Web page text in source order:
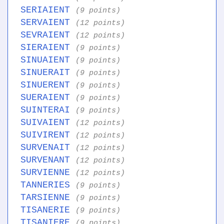
SERIAIENT (9 points)
SERVAIENT (12 points)
SEVRAIENT (12 points)
SIERAIENT (9 points)
SINUAIENT (9 points)
SINUERAIT (9 points)
SINUERENT (9 points)
SUERAIENT (9 points)
SUINTERAI (9 points)
SUIVAIENT (12 points)
SUIVIRENT (12 points)
SURVENAIT (12 points)
SURVENANT (12 points)
SURVIENNE (12 points)
TANNERIES (9 points)
TARSIENNE (9 points)
TISANERIE (9 points)